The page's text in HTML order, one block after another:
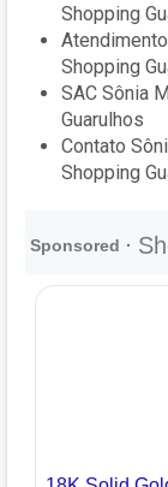
Shopping
Shopping
SAC Sônia
Guarulhos
Contato
Shopping